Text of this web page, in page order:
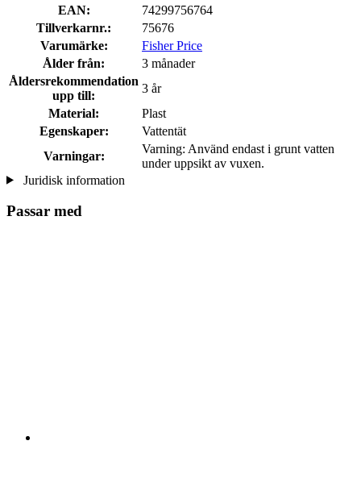
EAN:
74299756764
Tillverkarnr.:
75676
Varumärke:
Fisher Price
Ålder från:
3 månader
Åldersrekommendation
upp till:
3 år
Material:
Plast
Egenskaper:
Vattentät
Varningar:
Varning: Använd endast i grunt vatten
under uppsikt av vuxen.
Juridisk information
Passar med